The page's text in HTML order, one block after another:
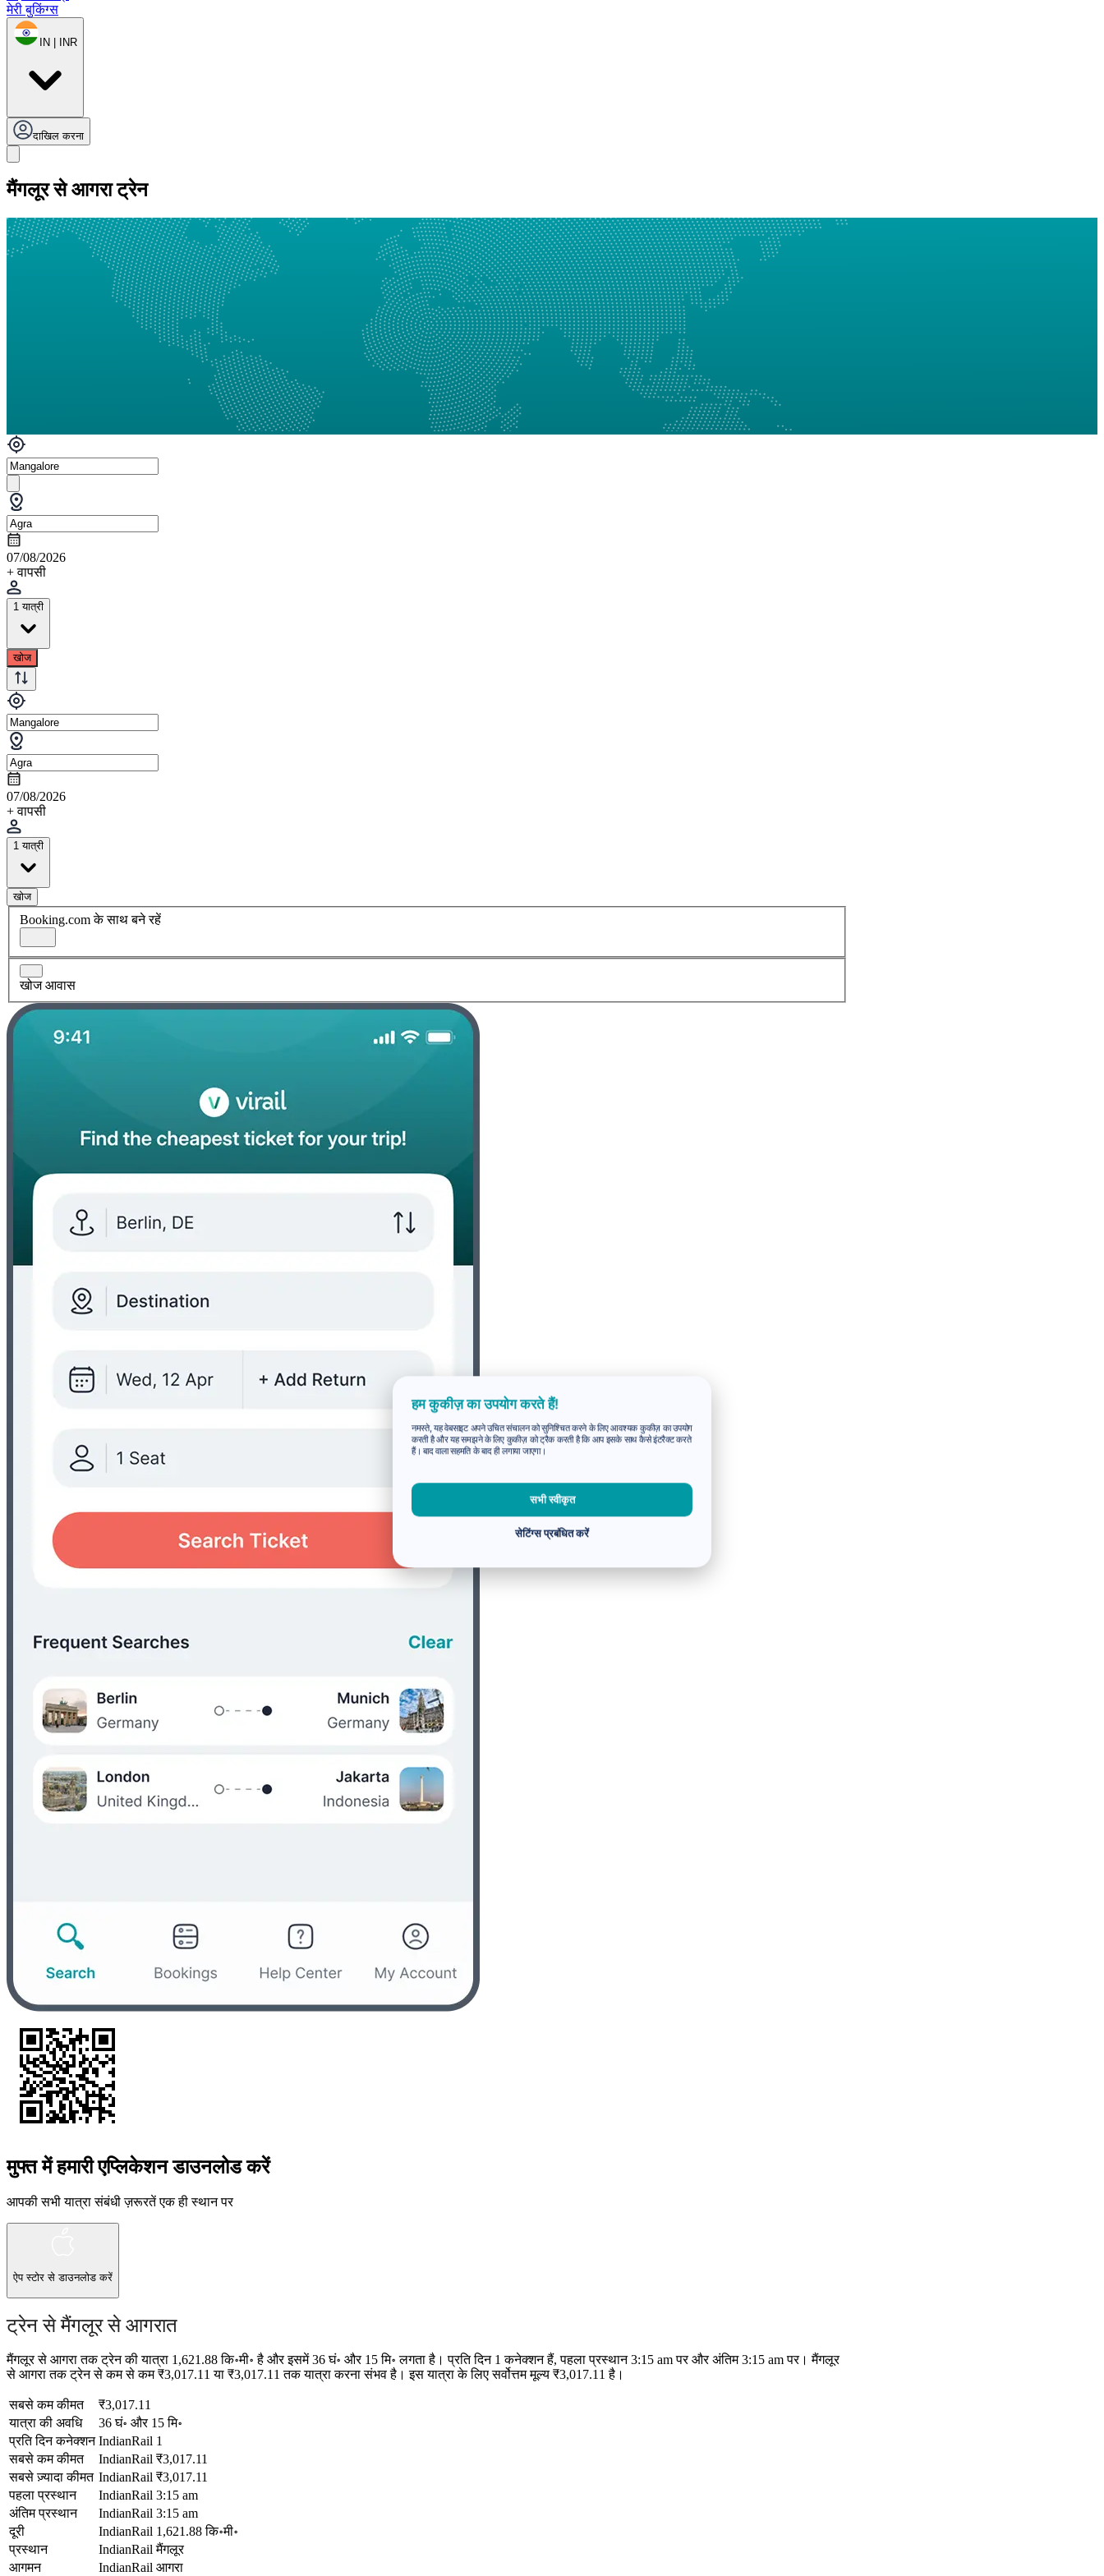
मेरी बुकिंग्स
IN | INR
दाखिल करना
मैंगलूर से आगरा ट्रेन
07/08/2026
+ वापसी
1 यात्री
खोज
07/08/2026
+ वापसी
1 यात्री
खोज
Booking.com के साथ बने रहें
खोज आवास
मुफ्त में हमारी एप्लिकेशन डाउनलोड करें
आपकी सभी यात्रा संबंधी ज़रूरतें एक ही स्थान पर
ऐप स्टोर से डाउनलोड करें
ट्रेन से मैंगलूर से आगरात
मैंगलूर से आगरा तक ट्रेन की यात्रा 1,621.88 कि॰मी॰ है और इसमें 36 घं॰ और 15 मि॰ लगता है। प्रति दिन 1 कनेक्शन हैं, पहला प्रस्थान 3:15 am पर और अंतिम 3:15 am पर। मैंगलूर
से आगरा तक ट्रेन से कम से कम ₹3,017.11 या ₹3,017.11 तक यात्रा करना संभव है। इस यात्रा के लिए सर्वोत्तम मूल्य ₹3,017.11 है।
सबसे कम कीमत
₹3,017.11
यात्रा की अवधि
36 घं॰ और 15 मि॰
प्रति दिन कनेक्शन IndianRail 1
सबसे कम कीमत
IndianRail ₹3,017.11
सबसे ज़्यादा कीमत IndianRail ₹3,017.11
पहला प्रस्थान
IndianRail 3:15 am
अंतिम प्रस्थान
IndianRail 3:15 am
दूरी
IndianRail 1,621.88 कि॰मी॰
प्रस्थान
IndianRail मैंगलूर
आगमन
IndianRail आगरा
हम कुकीज़ का उपयोग करते हैं!
नमस्ते, यह वेबसाइट अपने उचित संचालन को सुनिश्चित करने के लिए आवश्यक कुकीज़ का उपयोग
करती है और यह समझने के लिए कुकीज़ को ट्रैक करती है कि आप इसके साथ कैसे इंटरैक्ट करते
हैं। बाद वाला सहमति के बाद ही लगाया जाएगा।
सभी स्वीकृत
सेटिंग्स प्रबंधित करें